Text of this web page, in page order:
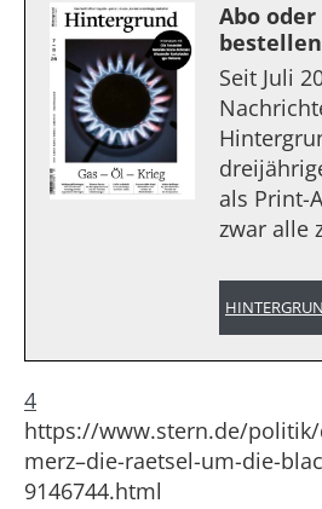
Abo
bestellen
Seit Juli
als Print-
zwar alle
4
https://www.stern.de/
merz–die-raetsel-um-die-
9146744.html